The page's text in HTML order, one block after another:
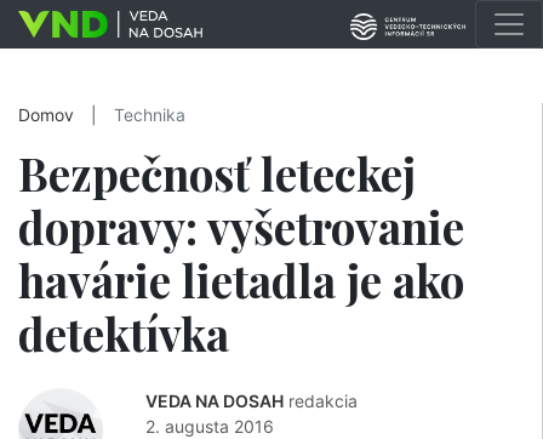
Domov Technika
Bezpečnosť leteckej
dopravy: vyšetrovanie
havárie lietadla je ako
detektívka
VEDA NA DOSAH redakcia
2. augusta 2016